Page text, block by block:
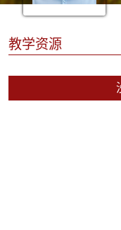
教学资源